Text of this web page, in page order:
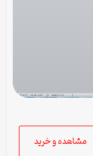
مشاهده و خرید